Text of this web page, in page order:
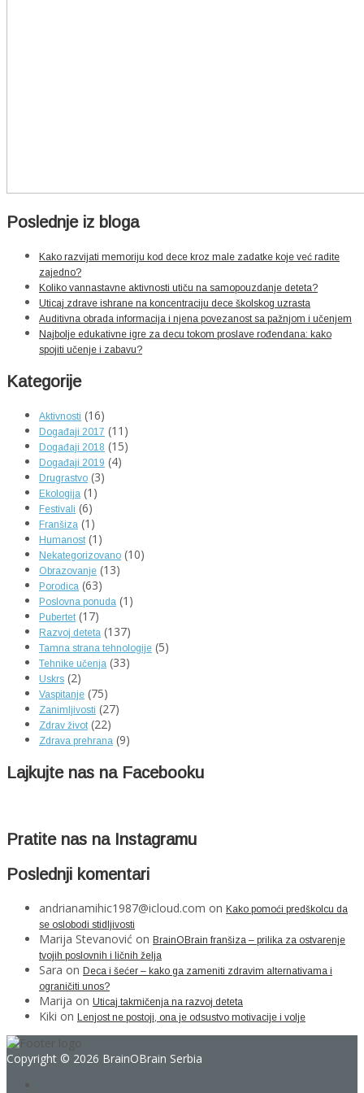
Poslednje iz bloga
Kako razvijati memoriju kod dece kroz male zadatke koje već radite
zajedno?
Koliko vannastavne aktivnosti utiču na samopouzdanje deteta?
Uticaj zdrave ishrane na koncentraciju dece školskog uzrasta
Auditivna obrada informacija i njena povezanost sa pažnjom i učenjem
Najbolje edukativne igre za decu tokom proslave rođendana: kako
spojiti učenje i zabavu?
Kategorije
Aktivnosti (16)
Događaji 2017 (11)
Događaji 2018 (15)
Događaji 2019 (4)
Drugrastvo (3)
Ekologija (1)
Festivali (6)
Franšiza (1)
Humanost(1)
Nekategorizovano (10)
Obrazovanje (13)
Porodica (63)
Poslovna ponuda (1)
Pubertet(17)
Razvoj deteta (137)
Tamna strana tehnologije (5)
Tehnike učenja (33)
Uskrs (2)
Vaspitanje (75)
Zanimljivosti (27)
Zdrav život(22)
Zdrava prehrana (9)
Lajkujte nas na Facebooku
Pratite nas na Instagramu
Poslednji komentari
andrianamihic1987@icloud.com on Kako pomoći predškolcu da
se oslobodi stidljivosti
Marija Stevanović on BrainOBrain franšiza – prilika za ostvarenje
tvojih poslovnih i ličnih želja
Sara on Deca i šećer – kako ga zameniti zdravim alternativama i
ograničiti unos?
Marija on Uticaj takmičenja na razvoj deteta
Kiki on Lenjost ne postoji, ona je odsustvo motivacije i volje
Copyright © 2026 BrainOBrain Serbia